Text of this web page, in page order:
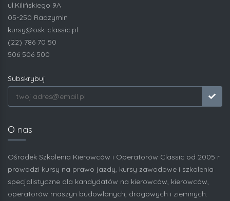
ul.Kilińskiego 9A
05-250 Radzymin
kursy@osk-classic.pl
(22) 786 70 50
506 506 500
Subskrybuj
O nas
Ośrodek Szkolenia Kierowców i Operatorów Classic od 2005 r.
prowadzi kursy na prawo jazdy, kursy zawodowe i szkolenia
specjalistyczne dla kandydatów na kierowców, kierowców,
operatorów maszyn budowlanych, drogowych i ziemnych.